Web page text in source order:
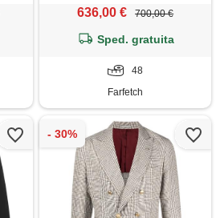
lancia - rosa
636,00 € 700,00 €
Sped. gratuita
48
Farfetch